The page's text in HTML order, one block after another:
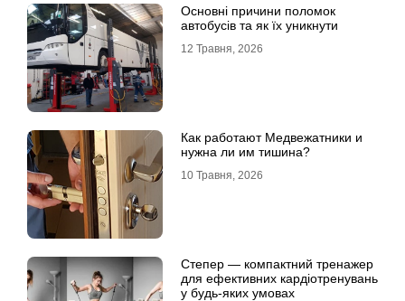
Основні причини поломок
автобусів та як їх уникнути
12 Травня, 2026
Как работают Медвежатники и
нужна ли им тишина?
10 Травня, 2026
Степер — компактний тренажер
для ефективних кардіотренувань
у будь-яких умовах